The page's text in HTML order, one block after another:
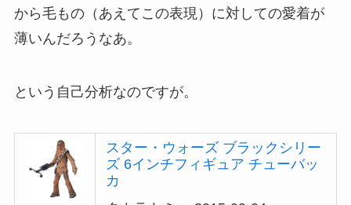
から毛もの（あえてこの表現）に対しての愛着が
薄いんだろうなあ。
という自己分析なのですが。
スター・ウォーズ ブラックシリー
ズ 6インチフィギュア チューバッ
カ